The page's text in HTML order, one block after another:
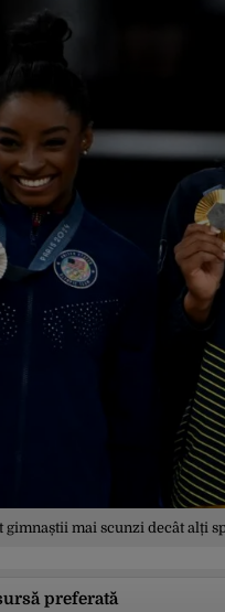
gimnaștii mai scunzi decât alți
preferată